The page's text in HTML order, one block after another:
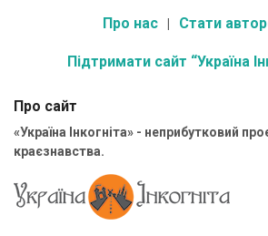
Про нас Стати
Підтримати сайт “Україна
Про сайт
«Україна Інкогніта» - неприбутковий
краєзнавства.